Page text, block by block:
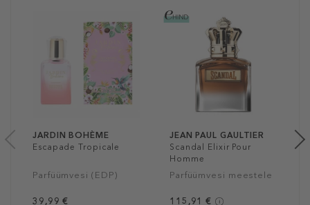
JARDIN BOHÈME
Escapade Tropicale
Parfüümvesi (EDP)
39,99 €
JEAN PAUL GAULTIER
Scandal Elixir Pour
Homme
Parfüümvesi meestele
115,91 €